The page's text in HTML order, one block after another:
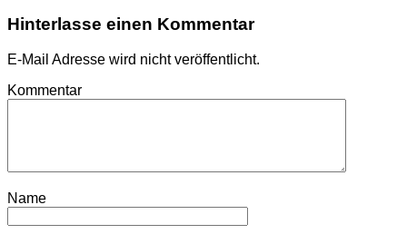
Hinterlasse einen Kommentar
E-Mail Adresse wird nicht veröffentlicht.
Kommentar
Name